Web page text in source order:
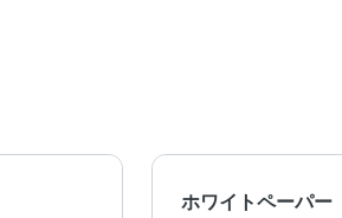
ホワイトペーパー